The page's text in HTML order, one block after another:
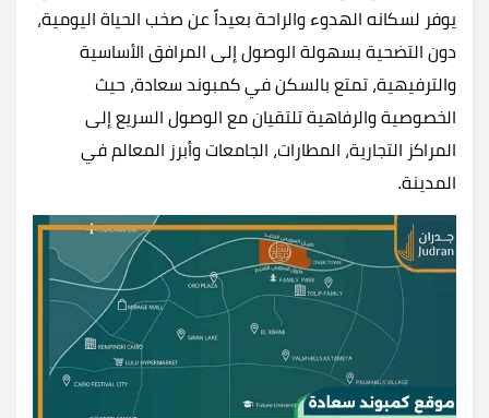
يوفر لسكانه الهدوء والراحة بعيداً عن صخب الحياة اليومية،
دون التضحية بسهولة الوصول إلى المرافق الأساسية
والترفيهية، تمتع بالسكن في كمبوند سعادة، حيث
الخصوصية والرفاهية تلتقيان مع الوصول السريع إلى
المراكز التجارية، المطارات، الجامعات وأبرز المعالم في
المدينة.